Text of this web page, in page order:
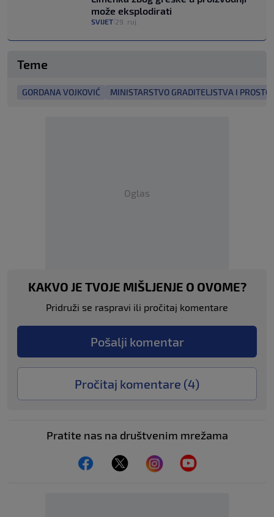
može eksplodirati
SVIJET 29. ruj.
Teme
GORDANA VOJKOVIĆ MINISTARSTVO GRADITELJSTVA I
Oglas
KAKVO JE TVOJE MIŠLJENJE O OVOME?
Pridruži se raspravi ili pročitaj komentare
Pošalji komentar
Pročitaj komentare (4)
Pratite nas na društvenim mrežama